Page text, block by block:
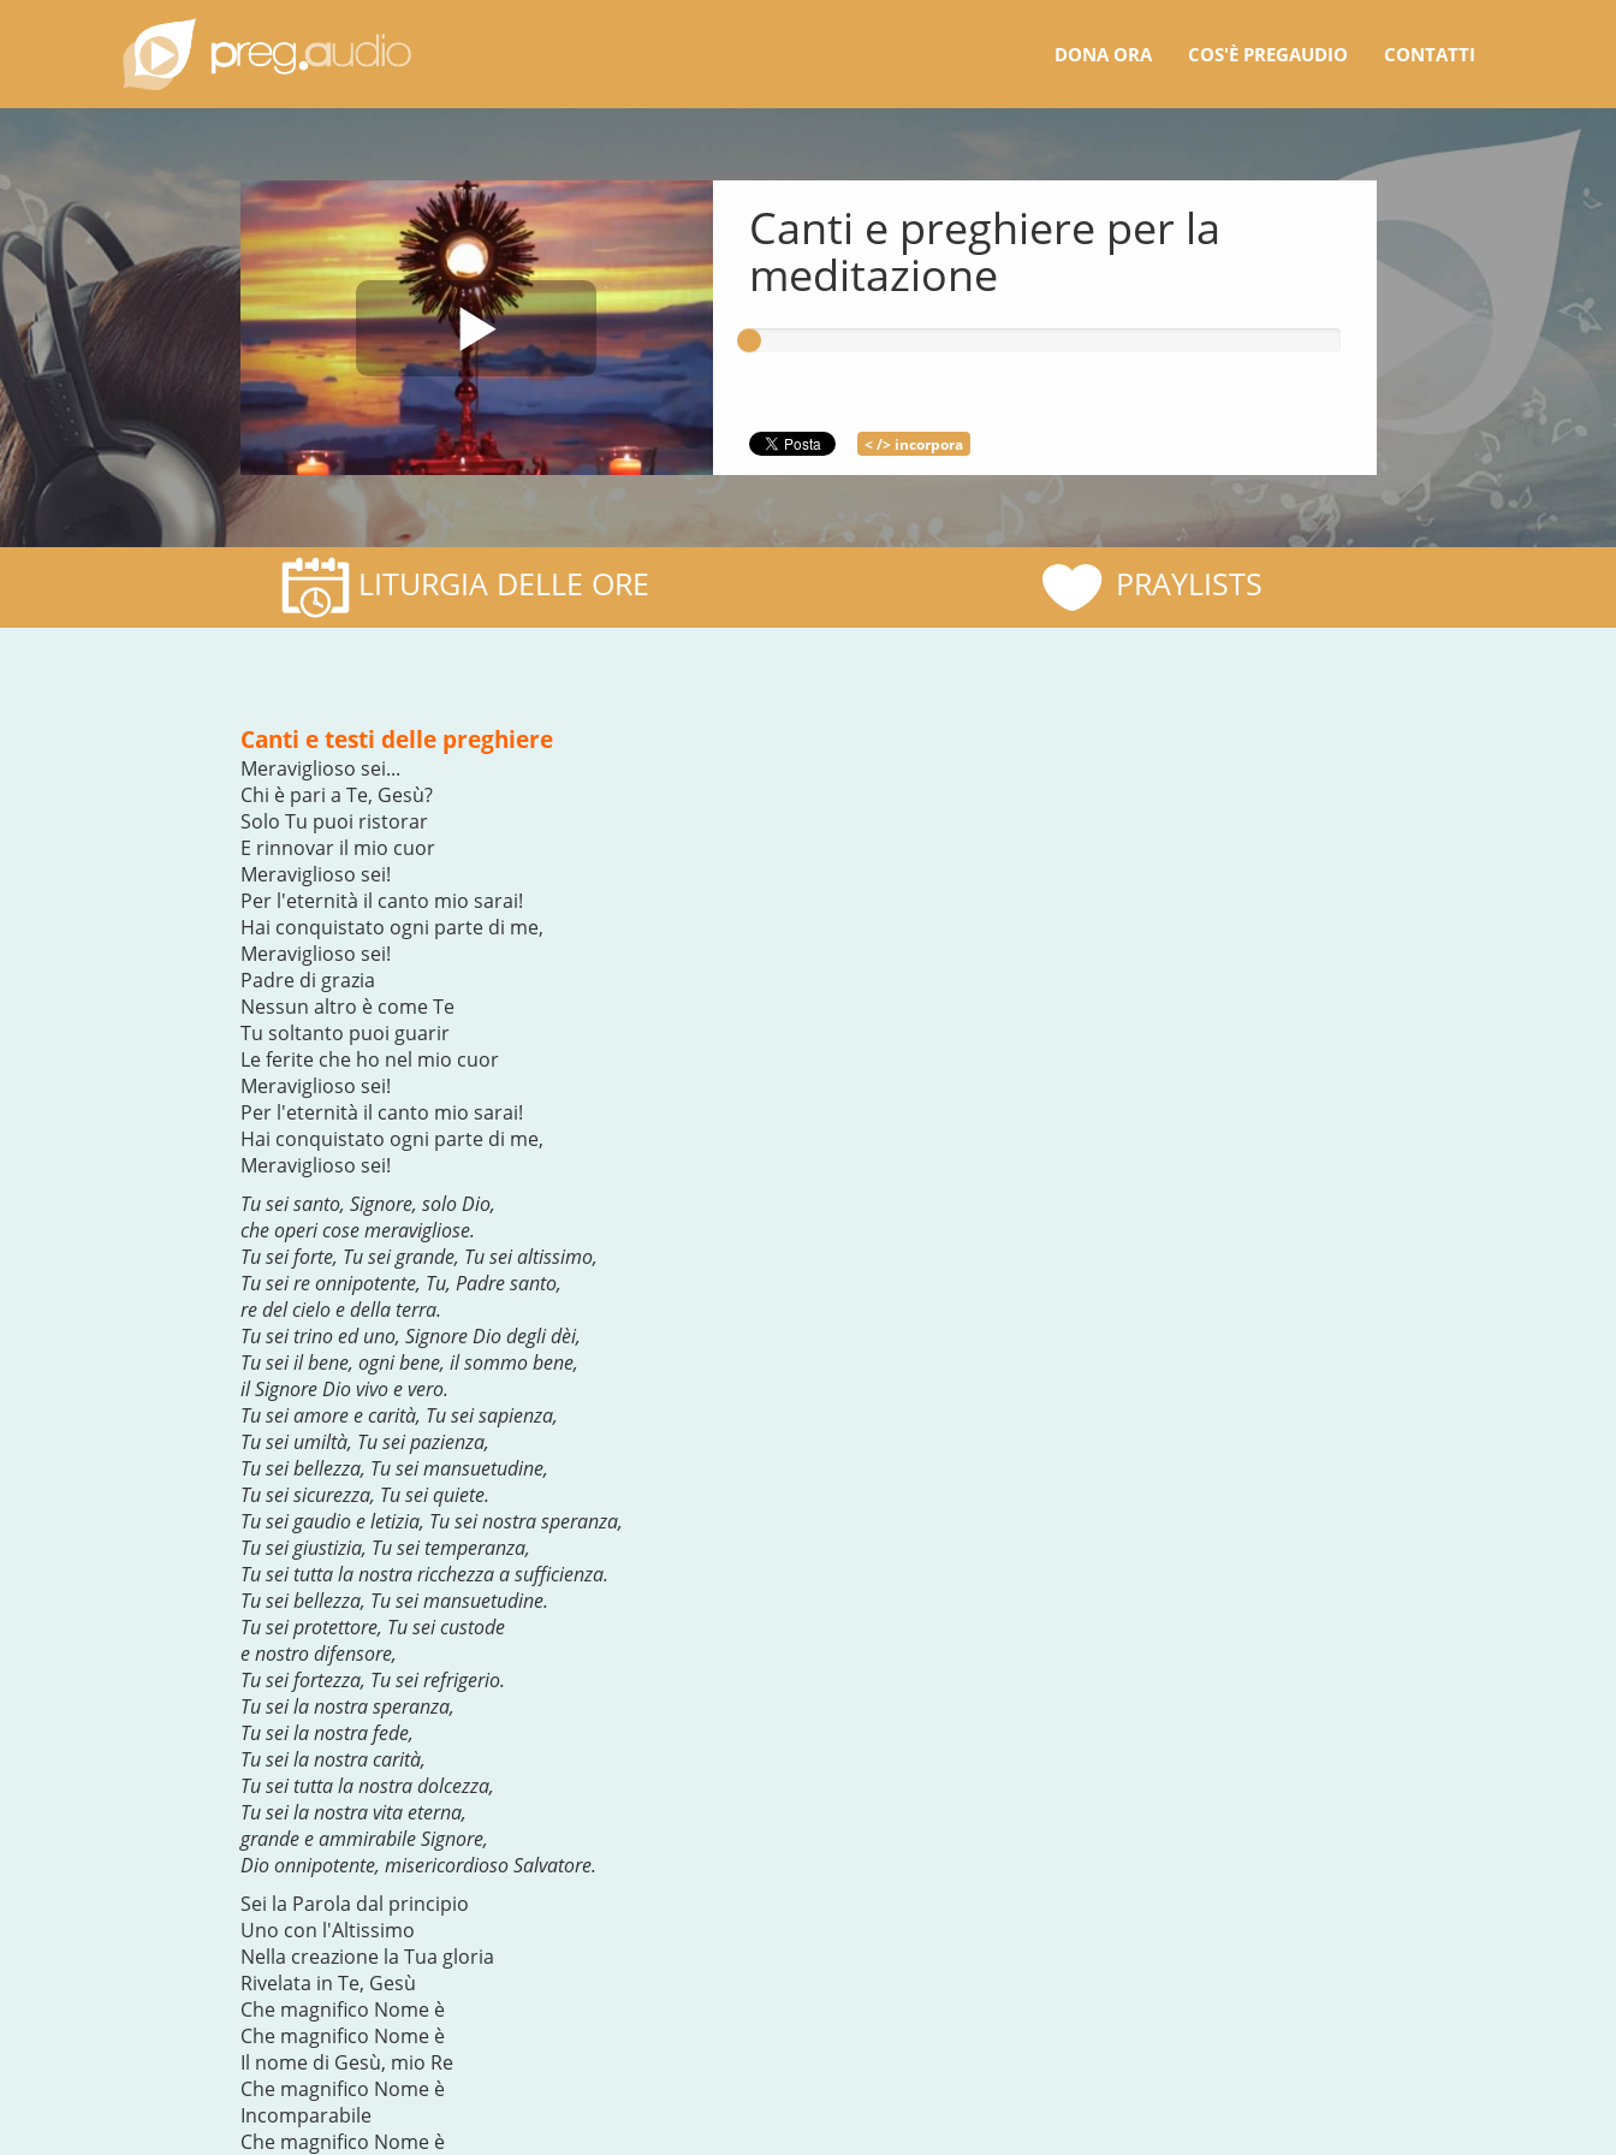
DONA ORA COS'È PREGAUDIO CONTATTI
Canti e preghiere per la
meditazione
< /> incorpora
LITURGIA DELLE ORE PRAYLISTS
Canti e testi delle preghiere
Meraviglioso sei...
Chi è pari a Te, Gesù?
Solo Tu puoi ristorar
E rinnovar il mio cuor
Meraviglioso sei!
Per l'eternità il canto mio sarai!
Hai conquistato ogni parte di me,
Meraviglioso sei!
Padre di grazia
Nessun altro è come Te
Tu soltanto puoi guarir
Le ferite che ho nel mio cuor
Meraviglioso sei!
Per l'eternità il canto mio sarai!
Hai conquistato ogni parte di me,
Meraviglioso sei!
Tu sei santo, Signore, solo Dio,
che operi cose meravigliose.
Tu sei forte, Tu sei grande, Tu sei altissimo,
Tu sei re onnipotente, Tu, Padre santo,
re del cielo e della terra.
Tu sei trino ed uno, Signore Dio degli dèi,
Tu sei il bene, ogni bene, il sommo bene,
il Signore Dio vivo e vero.
Tu sei amore e carità, Tu sei sapienza,
Tu sei umiltà, Tu sei pazienza,
Tu sei bellezza, Tu sei mansuetudine,
Tu sei sicurezza, Tu sei quiete.
Tu sei gaudio e letizia, Tu sei nostra speranza,
Tu sei giustizia, Tu sei temperanza,
Tu sei tutta la nostra ricchezza a sufficienza.
Tu sei bellezza, Tu sei mansuetudine.
Tu sei protettore, Tu sei custode
e nostro difensore,
Tu sei fortezza, Tu sei refrigerio.
Tu sei la nostra speranza,
Tu sei la nostra fede,
Tu sei la nostra carità,
Tu sei tutta la nostra dolcezza,
Tu sei la nostra vita eterna,
grande e ammirabile Signore,
Dio onnipotente, misericordioso Salvatore.
Sei la Parola dal principio
Uno con l'Altissimo
Nella creazione la Tua gloria
Rivelata in Te, Gesù
Che magnifico Nome è
Che magnifico Nome è
Il nome di Gesù, mio Re
Che magnifico Nome è
Incomparabile
Che magnifico Nome è